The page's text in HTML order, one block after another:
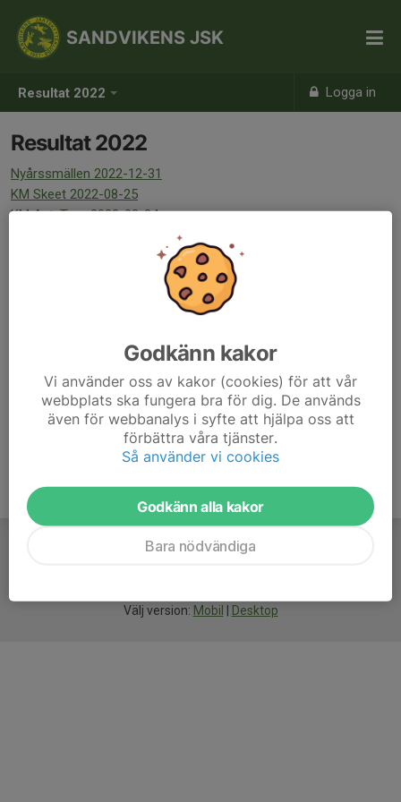
Resultat 2022 Logga in
SANDVIKENS JSK
Resultat 2022
Nyårssmällen 2022-12-31
KM Skeet 2022-08-25
KM Aut. Trap 2022-08-24
KM Älg & Kombination 2022-08-13
Välj version: Mobil Desktop
Godkänn kakor
Vi använder oss av kakor (cookies) för att vår
webbplats ska fungera bra för dig. De används
även för webbanalys i syfte att hjälpa oss att
förbättra våra tjänster.
Så använder vi cookies
Godkänn alla kakor
Bara nödvändiga